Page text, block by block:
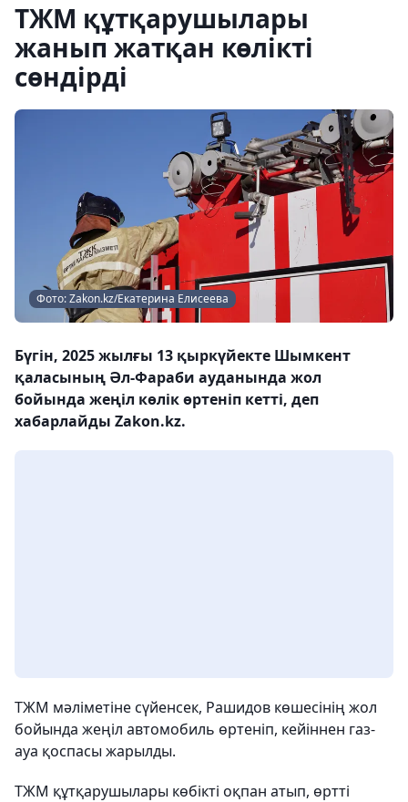
ТЖМ құтқарушылары
жанып жатқан көлікті
сөндірді
Фото: Zakon.kz/Екатерина Елисеева
Бүгін, 2025 жылғы 13 қыркүйекте Шымкент
қаласының Әл-Фараби ауданында жол
бойында жеңіл көлік өртеніп кетті, деп
хабарлайды Zakon.kz.
ТЖМ мәліметіне сүйенсек, Рашидов көшесінің жол
бойында жеңіл автомобиль өртеніп, кейіннен газ-
ауа қоспасы жарылды.
ТЖМ құтқарушылары көбікті оқпан атып, өртті